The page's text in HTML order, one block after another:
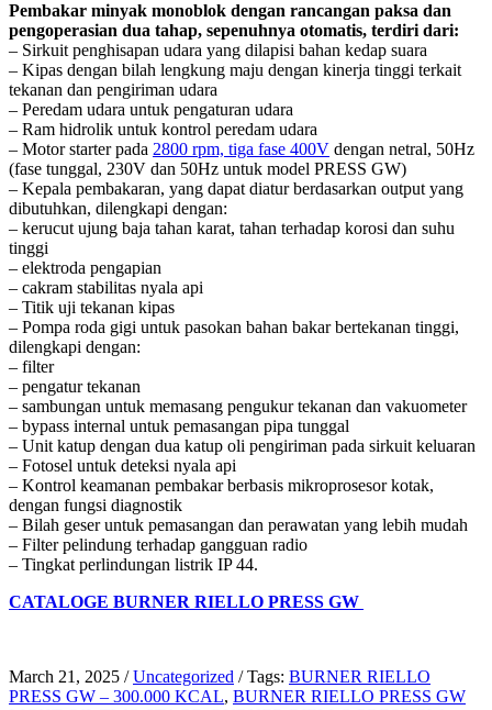
Pembakar minyak monoblok dengan rancangan paksa dan
pengoperasian dua tahap, sepenuhnya otomatis, terdiri dari:
– Sirkuit penghisapan udara yang dilapisi bahan kedap suara
– Kipas dengan bilah lengkung maju dengan kinerja tinggi terkait
tekanan dan pengiriman udara
– Peredam udara untuk pengaturan udara
– Ram hidrolik untuk kontrol peredam udara
– Motor starter pada 2800 rpm, tiga fase 400V dengan netral, 50Hz
(fase tunggal, 230V dan 50Hz untuk model PRESS GW)
– Kepala pembakaran, yang dapat diatur berdasarkan output yang
dibutuhkan, dilengkapi dengan:
– kerucut ujung baja tahan karat, tahan terhadap korosi dan suhu
tinggi
– elektroda pengapian
– cakram stabilitas nyala api
– Titik uji tekanan kipas
– Pompa roda gigi untuk pasokan bahan bakar bertekanan tinggi,
dilengkapi dengan:
– filter
– pengatur tekanan
– sambungan untuk memasang pengukur tekanan dan vakuometer
– bypass internal untuk pemasangan pipa tunggal
– Unit katup dengan dua katup oli pengiriman pada sirkuit keluaran
– Fotosel untuk deteksi nyala api
– Kontrol keamanan pembakar berbasis mikroprosesor kotak,
dengan fungsi diagnostik
– Bilah geser untuk pemasangan dan perawatan yang lebih mudah
– Filter pelindung terhadap gangguan radio
– Tingkat perlindungan listrik IP 44.
CATALOGE BURNER RIELLO PRESS GW
March 21, 2025 / Uncategorized / Tags: BURNER RIELLO
PRESS GW – 300.000 KCAL, BURNER RIELLO PRESS GW